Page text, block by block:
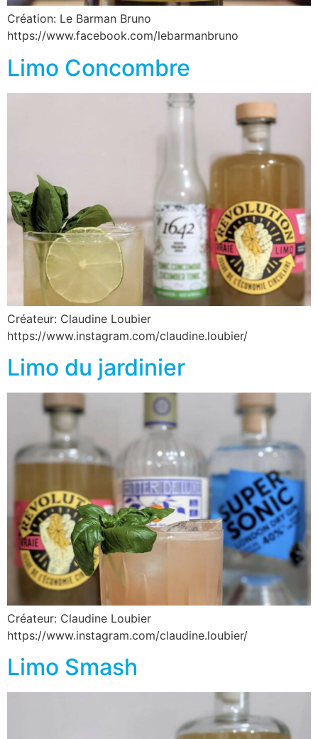
Création: Le Barman Bruno
https://www.facebook.com/lebarmanbruno
Limo Concombre
Créateur: Claudine Loubier
https://www.instagram.com/claudine.loubier/
Limo du jardinier
Créateur: Claudine Loubier
https://www.instagram.com/claudine.loubier/
Limo Smash